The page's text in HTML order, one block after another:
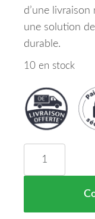
d’une
une solution
durable.
10 en stock